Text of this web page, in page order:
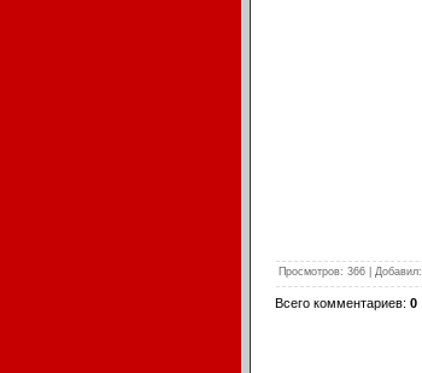
Просмотров: 366 | Добавил:
Всего комментариев: 0